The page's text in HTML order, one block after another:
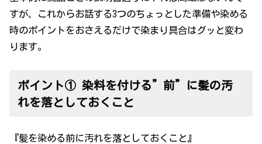
すが、これからお話する3つのちょっとした準備や染める
時のポイントをおさえるだけで染まり具合はグッと変わ
ります。
ポイント① 染料を付ける”前”に髪の汚
れを落としておくこと
『髪を染める前に汚れを落としておくこと』